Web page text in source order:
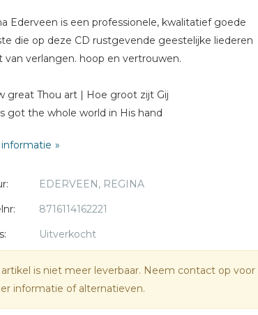
Ederveen is een professionele, kwalitatief goede
die op deze CD rustgevende geestelijke liederen
van verlangen. hoop en vertrouwen.
great Thou art | Hoe groot zijt Gij
got the whole world in His hand
Day
to the Lord | Lof zij den Heer
a Friend we have in Jesus | Welk een Vriend is onze
we gather at the river | Openbaring 22:1, 2
the deep love of Jesus | Liefde was het
as I am | Zoals ik ben
is Thy Faithfulness | Groot is Uw trouw, O Heer
EDERVEEN, REGINA
8716114162221
Uitverkocht
is niet meer leverbaar. Neem contact op voor
informatie of alternatieven.